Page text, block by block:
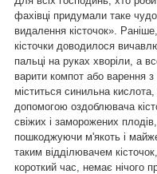
фахівці придумали таке
видалення кісточок».
кісточки доводилося
пальці на руках хворіли, а
варити компот або варення з
міститься синильна
допомогою оздоблювача
свіжих і заморожених
пошкоджуючи м'якоть і
таким відділювачем
короткий час, немає нічого